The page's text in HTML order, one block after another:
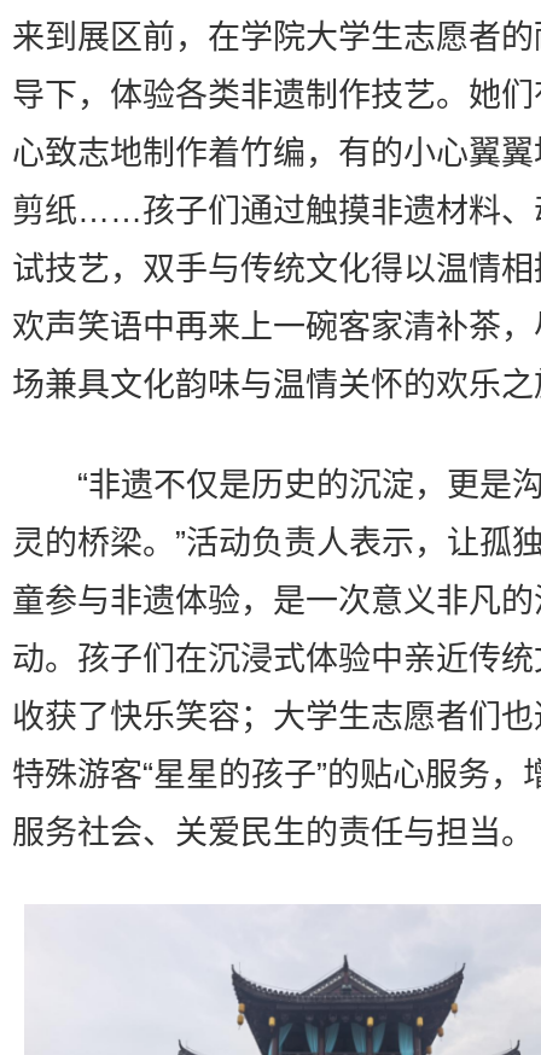
来到展区前，在学院大学生志愿者
导下，体验各类非遗制作技艺。她
心致志地制作着竹编，有的小心翼
剪纸……孩子们通过触摸非遗材料、
试技艺，双手与传统文化得以温情
欢声笑语中再来上一碗客家清补茶
场兼具文化韵味与温情关怀的欢乐
“非遗不仅是历史的沉淀，更是
灵的桥梁。”活动负责人表示，让孤
童参与非遗体验，是一次意义非凡
动。孩子们在沉浸式体验中亲近传
收获了快乐笑容；大学生志愿者们
特殊游客“星星的孩子”的贴心服务，
服务社会、关爱民生的责任与担当。